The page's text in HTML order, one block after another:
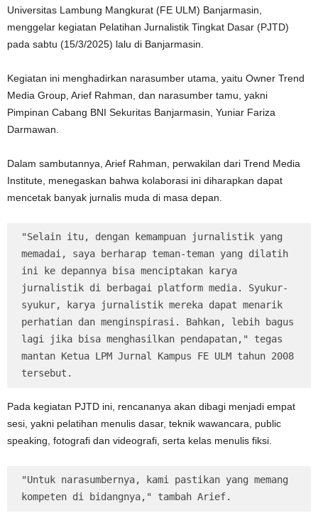
Universitas Lambung Mangkurat (FE ULM) Banjarmasin,
menggelar kegiatan Pelatihan Jurnalistik Tingkat Dasar (PJTD)
pada sabtu (15/3/2025) lalu di Banjarmasin.
Kegiatan ini menghadirkan narasumber utama, yaitu Owner Trend
Media Group, Arief Rahman, dan narasumber tamu, yakni
Pimpinan Cabang BNI Sekuritas Banjarmasin, Yuniar Fariza
Darmawan.
Dalam sambutannya, Arief Rahman, perwakilan dari Trend Media
Institute, menegaskan bahwa kolaborasi ini diharapkan dapat
mencetak banyak jurnalis muda di masa depan.
"Selain itu, dengan kemampuan jurnalistik yang
memadai, saya berharap teman-teman yang dilatih
ini ke depannya bisa menciptakan karya
jurnalistik di berbagai platform media. Syukur-
syukur, karya jurnalistik mereka dapat menarik
perhatian dan menginspirasi. Bahkan, lebih bagus
lagi jika bisa menghasilkan pendapatan," tegas
mantan Ketua LPM Jurnal Kampus FE ULM tahun 2008
tersebut.
Pada kegiatan PJTD ini, rencananya akan dibagi menjadi empat
sesi, yakni pelatihan menulis dasar, teknik wawancara, public
speaking, fotografi dan videografi, serta kelas menulis fiksi.
"Untuk narasumbernya, kami pastikan yang memang
kompeten di bidangnya," tambah Arief.